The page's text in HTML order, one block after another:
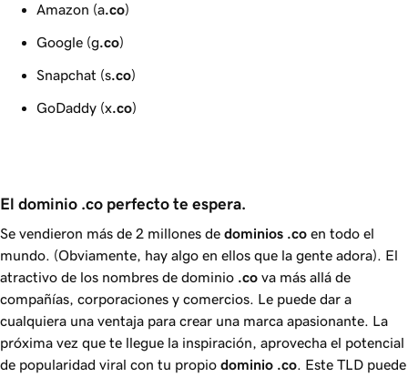
Amazon (a.co)
Google (g.co)
Snapchat (s.co)
GoDaddy (x.co)
El dominio .co perfecto te espera.
Se vendieron más de 2 millones de dominios .co en todo el
mundo. (Obviamente, hay algo en ellos que la gente adora). El
atractivo de los nombres de dominio .co va más allá de
compañías, corporaciones y comercios. Le puede dar a
cualquiera una ventaja para crear una marca apasionante. La
próxima vez que te llegue la inspiración, aprovecha el potencial
de popularidad viral con tu propio dominio .co . Este TLD puede